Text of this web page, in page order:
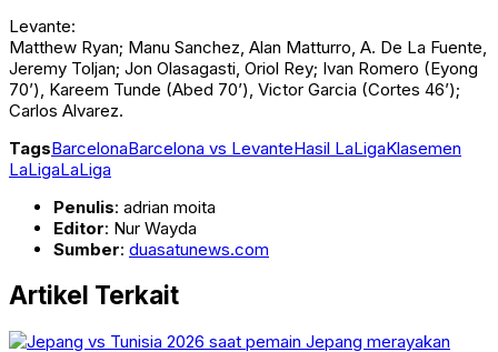
Levante:
Matthew Ryan; Manu Sanchez, Alan Matturro, A. De La Fuente,
Jeremy Toljan; Jon Olasagasti, Oriol Rey; Ivan Romero (Eyong
70’), Kareem Tunde (Abed 70’), Victor Garcia (Cortes 46’);
Carlos Alvarez.
TagsBarcelonaBarcelona vs LevanteHasil LaLigaKlasemen
LaLigaLaLiga
Penulis: adrian moita
Editor: Nur Wayda
Sumber: duasatunews.com
Artikel Terkait